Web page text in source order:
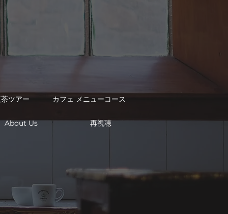
ツアー カフェ メニューコース
About Us 再視聴